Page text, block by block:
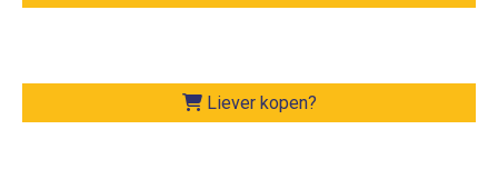
Liever kopen?